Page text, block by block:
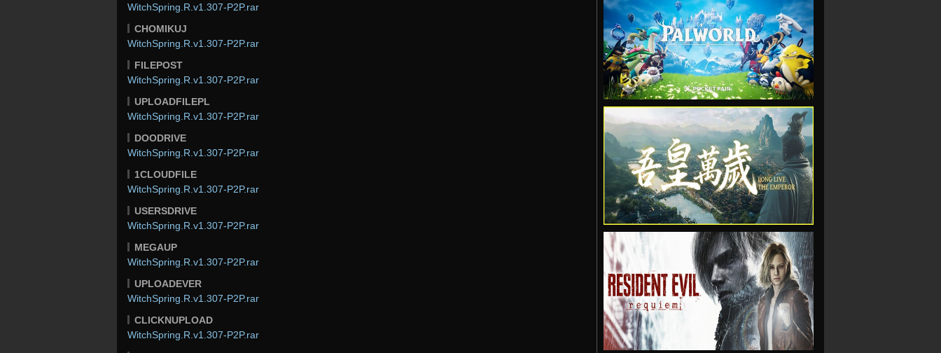
WitchSpring.R.v1.307-P2P.rar
CHOMIKUJ
WitchSpring.R.v1.307-P2P.rar
FILEPOST
WitchSpring.R.v1.307-P2P.rar
UPLOADFILEPL
WitchSpring.R.v1.307-P2P.rar
DOODRIVE
WitchSpring.R.v1.307-P2P.rar
1CLOUDFILE
WitchSpring.R.v1.307-P2P.rar
USERSDRIVE
WitchSpring.R.v1.307-P2P.rar
MEGAUP
WitchSpring.R.v1.307-P2P.rar
UPLOADEVER
WitchSpring.R.v1.307-P2P.rar
CLICKNUPLOAD
WitchSpring.R.v1.307-P2P.rar
VIEW
VIEW
VIEW